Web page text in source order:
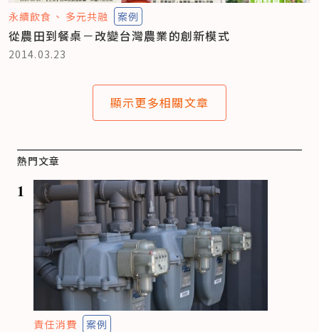
永續飲食 多元共融 案例
從農田到餐桌－改變台灣農業的創新模式
2014.03.23
顯示更多相關文章
熱門文章
1
責任消費 案例